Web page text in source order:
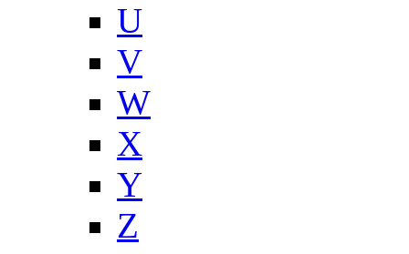
U
V
W
X
Y
Z